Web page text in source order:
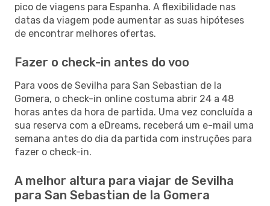
pico de viagens para Espanha. A flexibilidade nas
datas da viagem pode aumentar as suas hipóteses
de encontrar melhores ofertas.
Fazer o check-in antes do voo
Para voos de Sevilha para San Sebastian de la
Gomera, o check-in online costuma abrir 24 a 48
horas antes da hora de partida. Uma vez concluída a
sua reserva com a eDreams, receberá um e-mail uma
semana antes do dia da partida com instruções para
fazer o check-in.
A melhor altura para viajar de Sevilha
para San Sebastian de la Gomera